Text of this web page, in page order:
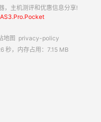
，主机测评和优惠信息分享!
地图 privacy-policy
秒，内存占用：7.15 MB